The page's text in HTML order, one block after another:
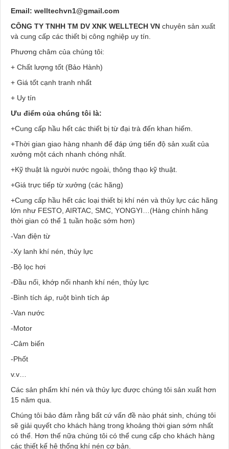
Email: welltechvn1@gmail.com
CÔNG TY TNHH TM DV XNK WELLTECH VN chuyên sản xuất
và cung cấp các thiết bị công nghiệp uy tín.
Phương châm của chúng tôi:
+ Chất lượng tốt (Bảo Hành)
+ Giá tốt cạnh tranh nhất
+ Uy tín
Ưu điểm của chúng tôi là:
+Cung cấp hầu hết các thiết bị từ đại trà đến khan hiếm.
+Thời gian giao hàng nhanh để đáp ứng tiến độ sản xuất của
xưởng một cách nhanh chóng nhất.
+Kỹ thuật là người nước ngoài, thông thạo kỹ thuật.
+Giá trực tiếp từ xưởng (các hãng)
+Cung cấp hầu hết các loại thiết bị khí nén và thủy lực các hãng
lớn như FESTO, AIRTAC, SMC, YONGYI…(Hàng chính hãng
thời gian có thể 1 tuần hoặc sớm hơn)
-Van điện từ
-Xy lanh khí nén, thủy lực
-Bộ lọc hơi
-Đầu nối, khớp nối nhanh khí nén, thủy lực
-Bình tích áp, ruột bình tích áp
-Van nước
-Motor
-Cảm biến
-Phốt
v.v…
Các sản phẩm khí nén và thủy lực được chúng tôi sản xuất hơn
15 năm qua.
Chúng tôi bảo đảm rằng bất cứ vấn đề nào phát sinh, chúng tôi
sẽ giải quyết cho khách hàng trong khoảng thời gian sớm nhất
có thể. Hơn thế nữa chúng tôi có thể cung cấp cho khách hàng
các thiết kế hệ thống khí nén cơ bản.